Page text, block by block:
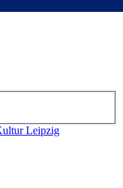
Leipzig